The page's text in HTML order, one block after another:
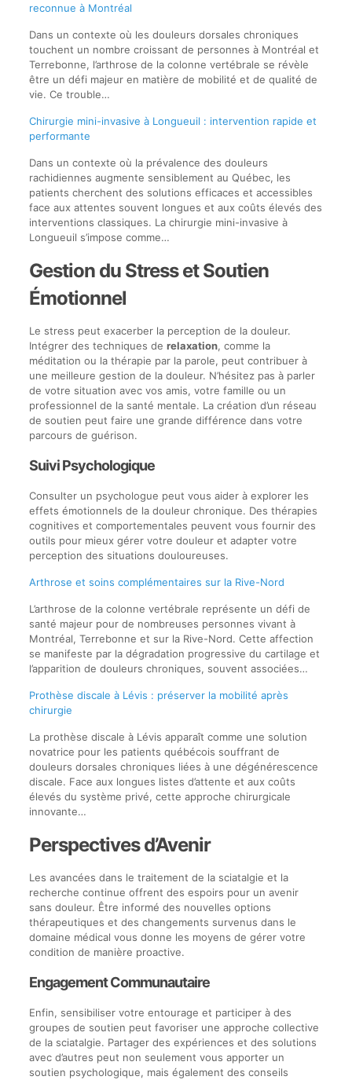
reconnue à Montréal
Dans un contexte où les douleurs dorsales chroniques
touchent un nombre croissant de personnes à Montréal et
Terrebonne, l’arthrose de la colonne vertébrale se révèle
être un défi majeur en matière de mobilité et de qualité de
vie. Ce trouble…
Chirurgie mini-invasive à Longueuil : intervention rapide et
performante
Dans un contexte où la prévalence des douleurs
rachidiennes augmente sensiblement au Québec, les
patients cherchent des solutions efficaces et accessibles
face aux attentes souvent longues et aux coûts élevés des
interventions classiques. La chirurgie mini-invasive à
Longueuil s’impose comme…
Gestion du Stress et Soutien
Émotionnel
Le stress peut exacerber la perception de la douleur.
Intégrer des techniques de relaxation, comme la
méditation ou la thérapie par la parole, peut contribuer à
une meilleure gestion de la douleur. N’hésitez pas à parler
de votre situation avec vos amis, votre famille ou un
professionnel de la santé mentale. La création d’un réseau
de soutien peut faire une grande différence dans votre
parcours de guérison.
Suivi Psychologique
Consulter un psychologue peut vous aider à explorer les
effets émotionnels de la douleur chronique. Des thérapies
cognitives et comportementales peuvent vous fournir des
outils pour mieux gérer votre douleur et adapter votre
perception des situations douloureuses.
Arthrose et soins complémentaires sur la Rive-Nord
L’arthrose de la colonne vertébrale représente un défi de
santé majeur pour de nombreuses personnes vivant à
Montréal, Terrebonne et sur la Rive-Nord. Cette affection
se manifeste par la dégradation progressive du cartilage et
l’apparition de douleurs chroniques, souvent associées…
Prothèse discale à Lévis : préserver la mobilité après
chirurgie
La prothèse discale à Lévis apparaît comme une solution
novatrice pour les patients québécois souffrant de
douleurs dorsales chroniques liées à une dégénérescence
discale. Face aux longues listes d’attente et aux coûts
élevés du système privé, cette approche chirurgicale
innovante…
Perspectives d’Avenir
Les avancées dans le traitement de la sciatalgie et la
recherche continue offrent des espoirs pour un avenir
sans douleur. Être informé des nouvelles options
thérapeutiques et des changements survenus dans le
domaine médical vous donne les moyens de gérer votre
condition de manière proactive.
Engagement Communautaire
Enfin, sensibiliser votre entourage et participer à des
groupes de soutien peut favoriser une approche collective
de la sciatalgie. Partager des expériences et des solutions
avec d’autres peut non seulement vous apporter un
soutien psychologique, mais également des conseils